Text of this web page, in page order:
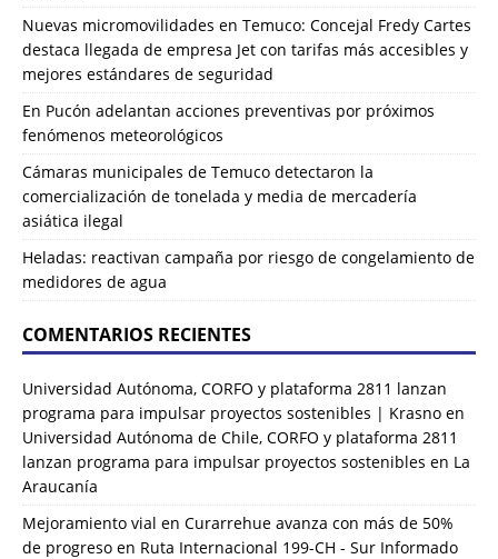
Nuevas micromovilidades en Temuco: Concejal Fredy Cartes
destaca llegada de empresa Jet con tarifas más accesibles y
mejores estándares de seguridad
En Pucón adelantan acciones preventivas por próximos
fenómenos meteorológicos
Cámaras municipales de Temuco detectaron la
comercialización de tonelada y media de mercadería
asiática ilegal
Heladas: reactivan campaña por riesgo de congelamiento de
medidores de agua
COMENTARIOS RECIENTES
Universidad Autónoma, CORFO y plataforma 2811 lanzan
programa para impulsar proyectos sostenibles | Krasno en
Universidad Autónoma de Chile, CORFO y plataforma 2811
lanzan programa para impulsar proyectos sostenibles en La
Araucanía
Mejoramiento vial en Curarrehue avanza con más de 50%
de progreso en Ruta Internacional 199-CH - Sur Informado